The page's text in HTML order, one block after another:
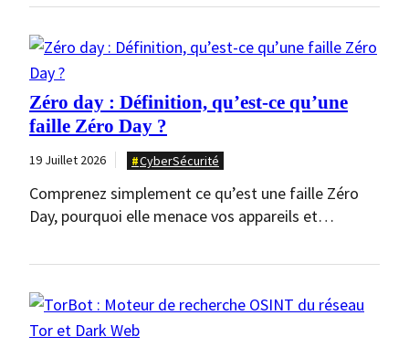
Zéro day : Définition, qu’est-ce qu’une
faille Zéro Day ?
19 Juillet 2026 CyberSécurité
Comprenez simplement ce qu’est une faille Zéro
Day, pourquoi elle menace vos appareils et